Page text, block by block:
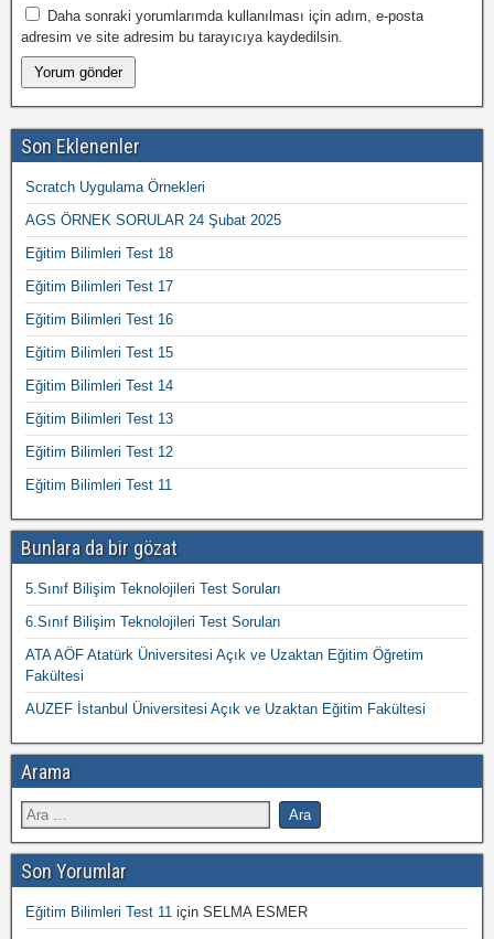
Daha sonraki yorumlarımda kullanılması için adım, e-posta
adresim ve site adresim bu tarayıcıya kaydedilsin.
Son Eklenenler
Scratch Uygulama Örnekleri
AGS ÖRNEK SORULAR 24 Şubat 2025
Eğitim Bilimleri Test 18
Eğitim Bilimleri Test 17
Eğitim Bilimleri Test 16
Eğitim Bilimleri Test 15
Eğitim Bilimleri Test 14
Eğitim Bilimleri Test 13
Eğitim Bilimleri Test 12
Eğitim Bilimleri Test 11
Bunlara da bir gözat
5.Sınıf Bilişim Teknolojileri Test Soruları
6.Sınıf Bilişim Teknolojileri Test Soruları
ATA AÖF Atatürk Üniversitesi Açık ve Uzaktan Eğitim Öğretim
Fakültesi
AUZEF İstanbul Üniversitesi Açık ve Uzaktan Eğitim Fakültesi
Arama
Son Yorumlar
Eğitim Bilimleri Test 11 için SELMA ESMER